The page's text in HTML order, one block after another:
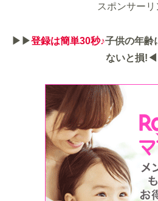
スポンサーリ
▶▶登録は簡単30秒♪子供の年齢
ないと損